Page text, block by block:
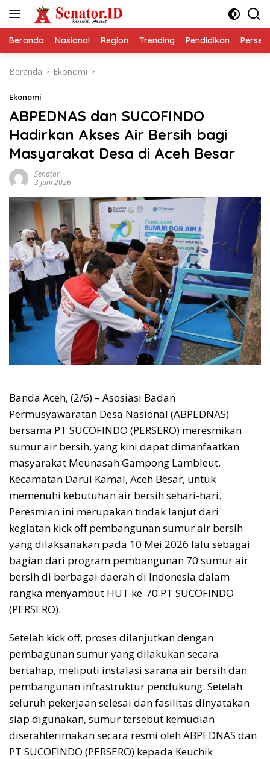
Beranda Nasional Region Trending Pendidikan
Beranda Ekonomi
Ekonomi
ABPEDNAS dan SUCOFINDO
Hadirkan Akses Air Bersih bagi
Masyarakat Desa di Aceh Besar
Senator
3 Juni 2026
Banda Aceh, (2/6) – Asosiasi Badan
Permusyawaratan Desa Nasional (ABPEDNAS)
bersama PT SUCOFINDO (PERSERO) meresmikan
sumur air bersih, yang kini dapat dimanfaatkan
masyarakat Meunasah Gampong Lambleut,
Kecamatan Darul Kamal, Aceh Besar, untuk
memenuhi kebutuhan air bersih sehari-hari.
Peresmian ini merupakan tindak lanjut dari
kegiatan kick off pembangunan sumur air bersih
yang dilaksanakan pada 10 Mei 2026 lalu sebagai
bagian dari program pembangunan 70 sumur air
bersih di berbagai daerah di Indonesia dalam
rangka menyambut HUT ke-70 PT SUCOFINDO
(PERSERO).
Setelah kick off, proses dilanjutkan dengan
pembagunan sumur yang dilakukan secara
bertahap, meliputi instalasi sarana air bersih dan
pembangunan infrastruktur pendukung. Setelah
seluruh pekerjaan selesai dan fasilitas dinyatakan
siap digunakan, sumur tersebut kemudian
diserahterimakan secara resmi oleh ABPEDNAS dan
PT SUCOFINDO (PERSERO) kepada Keuchik